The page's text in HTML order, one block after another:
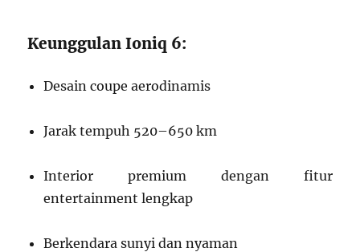
Keunggulan Ioniq 6:
Desain coupe aerodinamis
Jarak tempuh 520–650 km
Interior premium dengan fitur
entertainment lengkap
Berkendara sunyi dan nyaman